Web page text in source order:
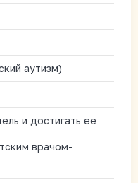
аутизм)
и достигать ее
врачом-